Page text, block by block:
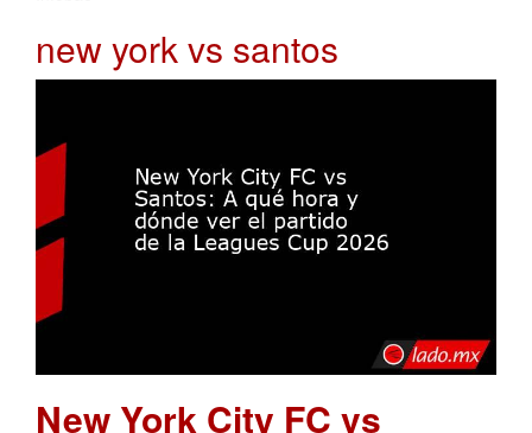
new york vs santos
New York City FC vs